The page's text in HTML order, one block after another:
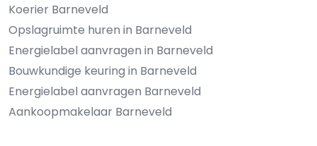
Koerier Barneveld
Opslagruimte huren in Barneveld
Energielabel aanvragen in Barneveld
Bouwkundige keuring in Barneveld
Energielabel aanvragen Barneveld
Aankoopmakelaar Barneveld